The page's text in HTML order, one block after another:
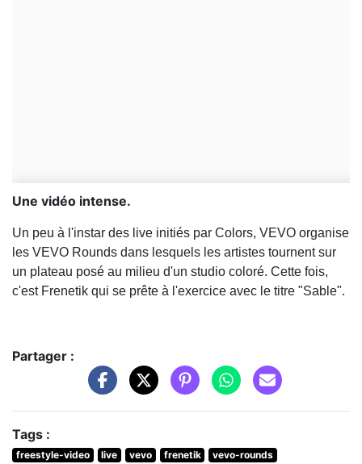
Une vidéo intense.
Un peu à l'instar des live initiés par Colors, VEVO organise
les VEVO Rounds dans lesquels les artistes tournent sur
un plateau posé au milieu d'un studio coloré. Cette fois,
c'est Frenetik qui se prête à l'exercice avec le titre "Sable".
Partager :
Tags :
freestyle-video live vevo frenetik vevo-rounds